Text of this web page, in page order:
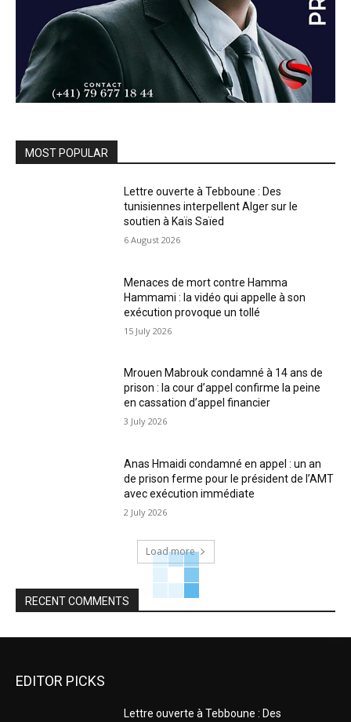
MOST POPULAR
Lettre ouverte à Tebboune : Des
tunisiennes interpellent Alger sur le
soutien à Kaïs Saïed
6 August 2026
Menaces de mort contre Hamma
Hammami : la vidéo qui appelle à son
exécution provoque un tollé
15 July 2026
Mrouen Mabrouk condamné à 14 ans de
prison : la cour d’appel confirme la peine
en cassation d’appel financier
3 July 2026
Anas Hmaidi condamné en appel : un an
de prison ferme pour le président de l’AMT
avec exécution immédiate
2 July 2026
Load more
RECENT COMMENTS
EDITOR PICKS
Lettre ouverte à Tebboune : Des